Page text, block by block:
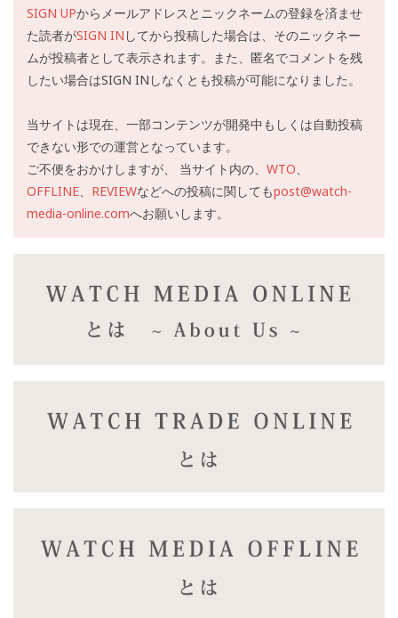
SIGN UPからメールアドレスとニックネームの登録を済ませ
た読者がSIGN IN してから投稿した場合は、そのニックネー
ムが投稿者として表示されます。また、匿名でコメントを残
したい場合はSIGN INしなくとも投稿が可能になりました。
当サイトは現在、一部コンテンツが開発中もしくは自動投稿
できない形での運営となっています。
ご不便をおかけしますが、 当サイト内の、 WTO
OFFLINE
REVIEWなどへの投稿に関してもpost@watch-
media-online.comへお願いします。